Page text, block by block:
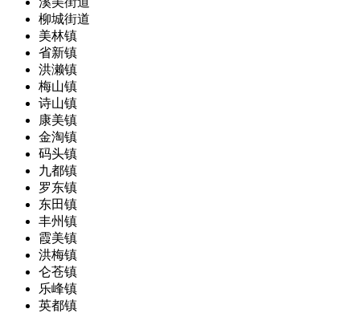
柳城街道
美林镇
省新镇
洪濑镇
梅山镇
诗山镇
康美镇
金淘镇
码头镇
九都镇
罗东镇
东田镇
丰州镇
霞美镇
洪梅镇
仑苍镇
乐峰镇
英都镇